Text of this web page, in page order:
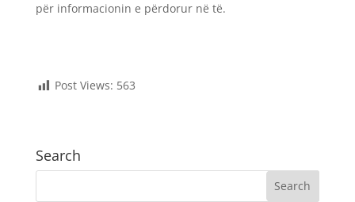
për informacionin e përdorur në të.
Post Views: 563
Search